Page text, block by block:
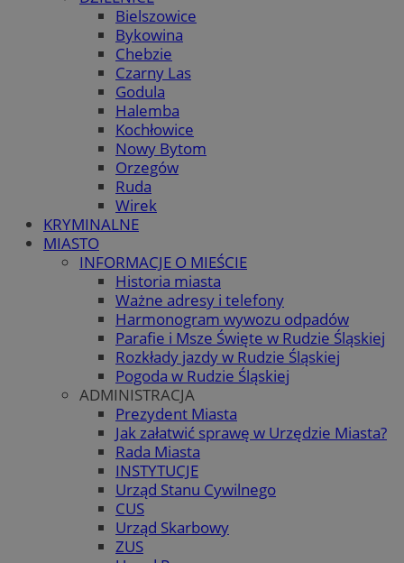
Bielszowice
Bykowina
Chebzie
Czarny Las
Godula
Halemba
Kochłowice
Nowy Bytom
Orzegów
Ruda
Wirek
KRYMINALNE
MIASTO
INFORMACJE O MIEŚCIE
Historia miasta
Ważne adresy i telefony
Harmonogram wywozu odpadów
Parafie i Msze Święte w Rudzie Śląskiej
Rozkłady jazdy w Rudzie Śląskiej
Pogoda w Rudzie Śląskiej
ADMINISTRACJA
Prezydent Miasta
Jak załatwić sprawę w Urzędzie Miasta?
Rada Miasta
INSTYTUCJE
Urząd Stanu Cywilnego
CUS
Urząd Skarbowy
ZUS